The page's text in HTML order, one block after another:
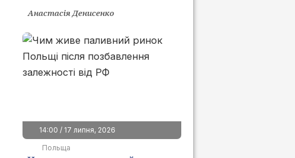
Анастасія Денисенко
14:00 / 17 липня, 2026
Польща